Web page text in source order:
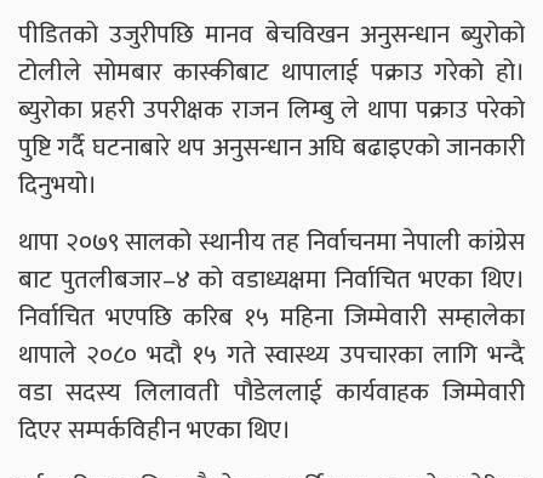
पीडितको उजुरीपछि मानव बेचविखन अनुसन्धान ब्युरोको
टोलीले सोमबार कास्कीबाट थापालाई पक्राउ गरेको हो।
ब्युरोका प्रहरी उपरीक्षक राजन लिम्बु ले थापा पक्राउ परेको
पुष्टि गर्दै घटनाबारे थप अनुसन्धान अघि बढाइएको जानकारी
दिनुभयो।
थापा २०७९ सालको स्थानीय तह निर्वाचनमा नेपाली कांग्रेस
बाट पुतलीबजार–४ को वडाध्यक्षमा निर्वाचित भएका थिए।
निर्वाचित भएपछि करिब १५ महिना जिम्मेवारी सम्हालेका
थापाले २०८० भदौ १५ गते स्वास्थ्य उपचारका लागि भन्दै
वडा सदस्य लिलावती पौडेललाई कार्यवाहक जिम्मेवारी
दिएर सम्पर्कविहीन भएका थिए।